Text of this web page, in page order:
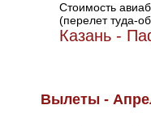
Стоимость
(перелет туда-
Казань -
Вылеты -